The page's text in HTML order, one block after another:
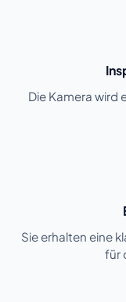
Die Kamera wird
Sie erhalten eine
für